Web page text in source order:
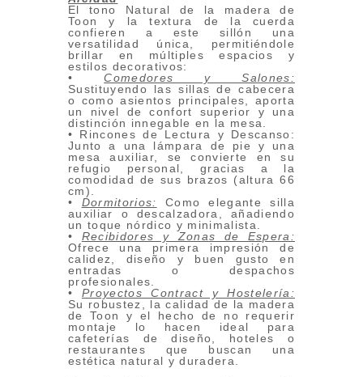
El tono Natural de la madera de
Toon y la textura de la cuerda
confieren a este sillón una
versatilidad única, permitiéndole
brillar en múltiples espacios y
estilos decorativos:
•Comedores y Salones:
Sustituyendo las sillas de cabecera
o como asientos principales, aporta
un nivel de confort superior y una
distinción innegable en la mesa.
• Rincones de Lectura y Descanso:
Junto a una lámpara de pie y una
mesa auxiliar, se convierte en su
refugio personal, gracias a la
comodidad de sus brazos (altura 66
cm).
• Dormitorios: Como elegante silla
auxiliar o descalzadora, añadiendo
un toque nórdico y minimalista.
• Recibidores y Zonas de Espera:
Ofrece una primera impresión de
calidez, diseño y buen gusto en
entradas o despachos
profesionales.
• Proyectos Contract y Hostelería:
Su robustez, la calidad de la madera
de Toon y el hecho de no requerir
montaje lo hacen ideal para
cafeterías de diseño, hoteles o
restaurantes que buscan una
estética natural y duradera.